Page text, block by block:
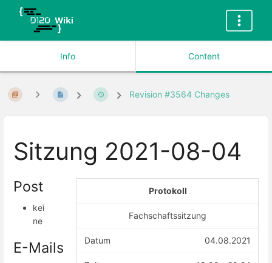
Info Content
Revision #3564 Changes
Sitzung 2021-08-04
Protokoll
Fachschaftssitzung
Datum 04.08.2021
Post
kei
ne
E-Mails